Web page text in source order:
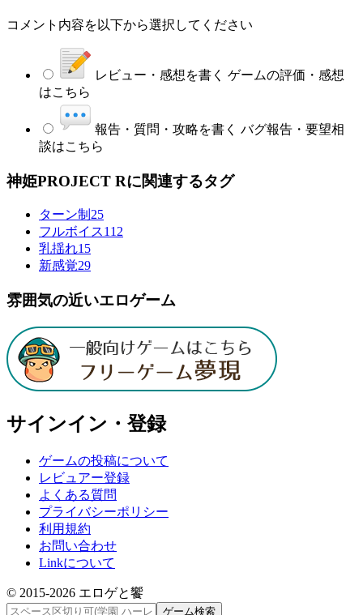
コメント内容を以下から選択してください
レビュー・感想を書く ゲームの評価・感想
はこちら
報告・質問・攻略を書く バグ報告・要望相
談はこちら
神姫PROJECT Rに関連するタグ
ターン制 25
フルボイス112
乳揺れ15
新感覚29
雰囲気の近いエロゲーム
サインイン・登録
ゲームの投稿について
レビュアー登録
よくある質問
プライバシーポリシー
利用規約
お問い合わせ
Linkについて
© 2015-2026 エロゲと饗